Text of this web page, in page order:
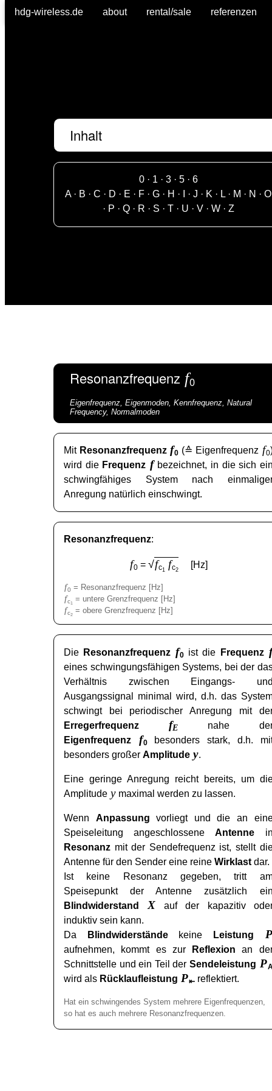
hdg-wireless.de about rental/sale referenzen
Inhalt
0· 1· 3· 5· 6
A· B ·C · D · E · F ·G · H · ·J · K · L· M · N ·O
· P · Q· R · S · T · U · V · W· Z
Resonanzfrequenz f0
Eigenfrequenz, Eigenmoden, Kennfrequenz, Natural
Frequency, Normalmoden
Mit Resonanzfrequenz f0 (≙ Eigenfrequenz f0
wird die Frequenz fbezeichnet, in die sich ein
schwingfähiges System nach
Anregung natürlich einschwingt.
Resonanzfrequenz:
f0= √fc1 fc2 [Hz]
f0 = Resonanzfrequenz [Hz]
fc1 = untere Grenzfrequenz [Hz]
fc2 = obere Grenzfrequenz [Hz]
Die Resonanzfrequenz f0 ist die Frequenz f
eines schwingungsfähigen Systems, bei der
Verhältnis zwischen Eingangs- und
Ausgangssignal minimal wird, d.h. das
schwingt bei periodischer Anregung mit
Erregerfrequenz fE
nahe
Eigenfrequenz f0besonders stark, d.h.
besonders großer Amplitude y.
Eine geringe Anregung reicht bereits, um
Amplitude y maximal werden zu lassen.
Wenn Anpassung vorliegt und die an
Speiseleitung angeschlosseneAntenne in
Resonanz mit der Sendefrequenz ist, stellt
Antenne für den Sender eine reine Wirklast dar.
Ist keine Resonanz gegeben, tritt
Speisepunkt der Antenne zusätzlich ein
Blindwiderstand
X auf der kapazitiv
induktiv sein kann.
Da
Blindwiderständekeine Leistung P
aufnehmen, kommt es zur Reflexion an
Schnittstelle und ein Teil derSendeleistung PA
wird als Rücklaufleistung P⇤ reflektiert.
Hat ein schwingendes System mehrere Eigenfrequenzen,
so hat es auch mehrere Resonanzfrequenzen.